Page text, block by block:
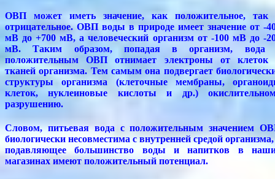
ОВП может иметь значение, как положительное, так
отрицательное. ОВП воды в природе имеет значение от -
мВ до +700 мВ, а человеческий организм от -100 мВ до -
мВ. Таким образом, попадая в организм, вода
положительным ОВП отнимает электроны от клеток
тканей организма. Тем самым она подвергает
структуры организма (клеточные мембраны,
клеток, нуклеиновые кислоты и др.)
разрушению.
Словом, питьевая вода с положительным значением
биологически несовместима с внутренней средой
подавляющее большинство воды и напитков в
магазинах имеют положительный потенциал.